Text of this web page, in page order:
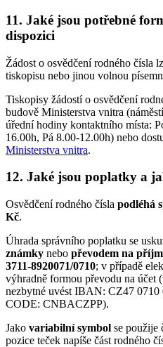
11. Jaké jsou potřebné
dispozici
Žádost o osvědčení rodného čísla
tiskopisu nebo jinou volnou
Tiskopisy žádostí o osvědčení
budově Ministerstva vnitra
úřední hodiny kontaktního místa:
16.00h, Pá 8.00-12.00h) nebo
Ministerstva vnitra.
12. Jaké jsou poplatky a
Osvědčení rodného čísla podléhá
Kč.
Úhrada správního poplatku se
známky nebo převodem na
3711-8920071/0710; v případě
výhradně formou převodu na účet
nezbytné uvést IBAN: CZ47
CODE: CNBACZPP).
Jako variabilní symbol se použije
pozice teček napíše část rodného